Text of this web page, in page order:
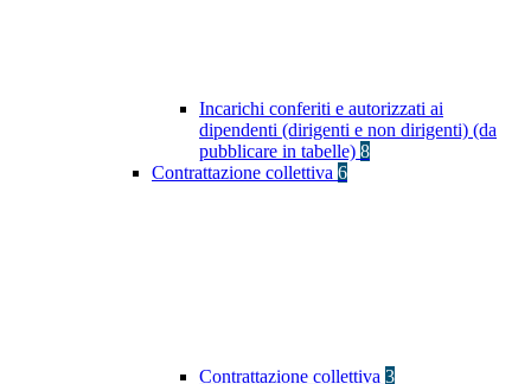
Incarichi conferiti e autorizzati ai
dipendenti (dirigenti e non dirigenti) (da
pubblicare in tabelle) 8
Contrattazione collettiva 6
Contrattazione collettiva 3